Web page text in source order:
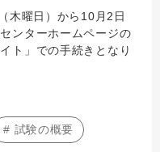
木曜日）から10月2日
ンターホームページの
ト」での手続きとなり
# 試験の概要